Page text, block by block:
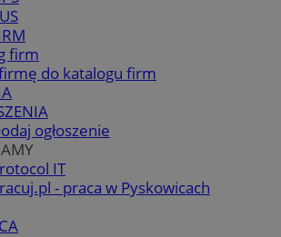
firm
do katalogu firm
ogłoszenie
IT
- praca w Pyskowicach